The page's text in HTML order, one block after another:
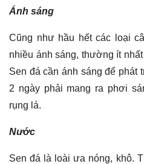
Ánh sáng
Cũng như hầu hết các loại
nhiều ánh sáng, thường ít
Sen đá cần ánh sáng để phát
2 ngày phải mang ra phơi
rụng lá.
Nước
Sen đá là loài ưa nóng, khô.